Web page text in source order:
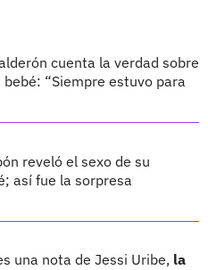
cuenta la verdad sobre
bebé: “Siempre estuvo para
reveló el sexo de su
así fue la sorpresa
una nota de Jessi Uribe, la